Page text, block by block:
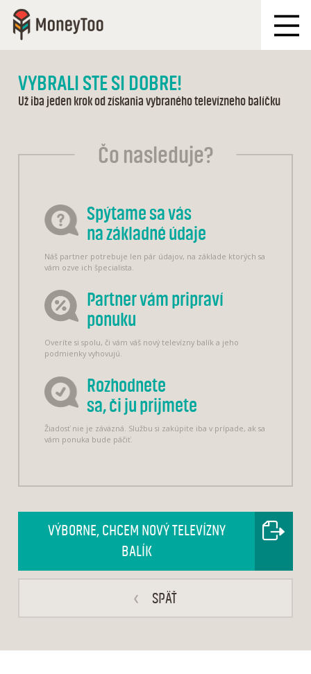
VYBRALI STE SI DOBRE!
Už iba jeden krok od získania vybraného televízneho balíčku
Čo nasleduje?
Spýtame sa vás
na základné údaje
Náš partner potrebuje len pár údajov, na základe ktorých sa
vám ozve ich špecialista.
Partner vám pripraví
ponuku
Overíte si spolu, či vám váš nový televízny balík a jeho
podmienky vyhovujú.
Rozhodnete
sa, či ju prijmete
Žiadosť nie je záväzná. Službu si zakúpite iba v prípade, ak sa
vám ponuka bude páčiť.
‹ SPÄŤ
VÝBORNE, CHCEM NOVÝ TELEVÍZNY
BALÍK